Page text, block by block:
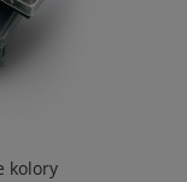
kolory